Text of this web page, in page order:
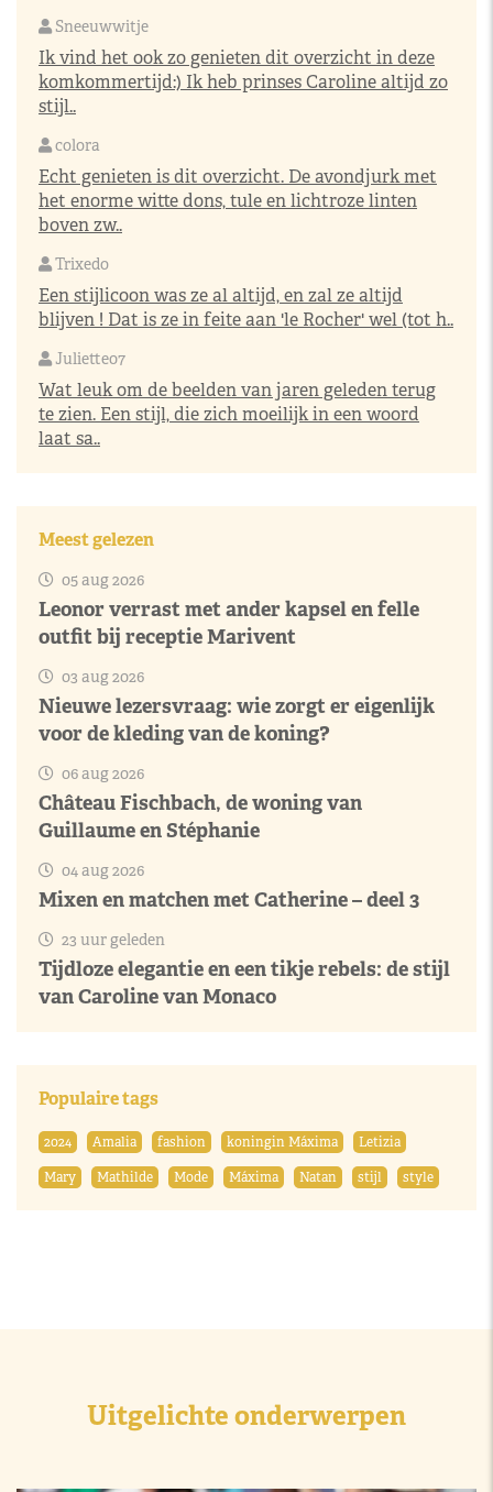
Sneeuwwitje
Ik vind het ook zo genieten dit overzicht in deze
komkommertijd:) Ik heb prinses Caroline altijd zo
stijl..
colora
Echt genieten is dit overzicht. De avondjurk met
het enorme witte dons, tule en lichtroze linten
boven zw..
Trixedo
Een stijlicoon was ze al altijd, en zal ze altijd
blijven ! Dat is ze in feite aan 'le Rocher' wel (tot h..
Juliette07
Wat leuk om de beelden van jaren geleden terug
te zien. Een stijl, die zich moeilijk in een woord
laat sa..
Meest gelezen
05 aug 2026
Leonor verrast met ander kapsel en felle
outfit bij receptie Marivent
03 aug 2026
Nieuwe lezersvraag: wie zorgt er eigenlijk
voor de kleding van de koning?
06 aug 2026
Château Fischbach, de woning van
Guillaume en Stéphanie
04 aug 2026
Mixen en matchen met Catherine – deel 3
23 uur geleden
Tijdloze elegantie en een tikje rebels: de stijl
van Caroline van Monaco
Populaire tags
2024 Amalia fashion koningin Máxima
Letizia
Mary
Mathilde Mode Máxima Natan stijl style
Uitgelichte onderwerpen